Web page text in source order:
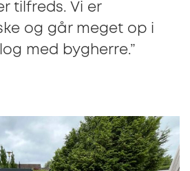
tilfreds. Vi er
og går meget op i
med bygherre.”